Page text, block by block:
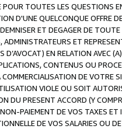
TOUTES LES QUESTIONS
D'UNE QUELCONQUE OFFRE
ET DEGAGER DE
ET
D’AVOCAT) EN RELATION AVEC
CONTENUS OU
DE VOTRE
VIOLE OU SOIT
DU PRESENT ACCORD (Y
PAIEMENT DE VOS TAXES
DE VOS SALARIES OU